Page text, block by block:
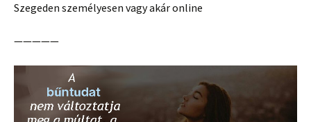
Szegeden személyesen vagy akár online
—————